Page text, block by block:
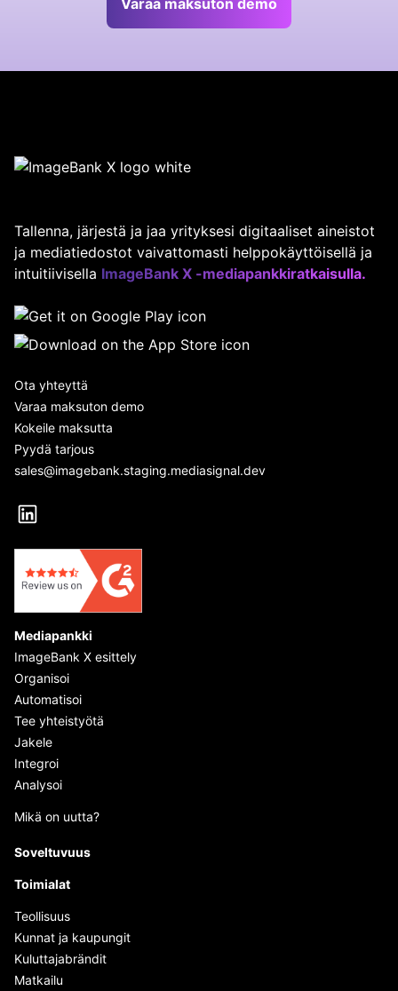
Varaa maksuton demo
Tallenna, järjestä ja jaa yrityksesi digitaaliset aineistot
ja mediatiedostot vaivattomasti helppokäyttöisellä ja
intuitiivisella ImageBank X -mediapankkiratkaisulla.
Ota yhteyttä
Varaa maksuton demo
Kokeile maksutta
Pyydä tarjous
sales@imagebank.staging.mediasignal.dev
Mediapankki
ImageBank X esittely
Organisoi
Automatisoi
Tee yhteistyötä
Jakele
Integroi
Analysoi
Mikä on uutta?
Soveltuvuus
Toimialat
Teollisuus
Kunnat ja kaupungit
Kuluttajabrändit
Matkailu